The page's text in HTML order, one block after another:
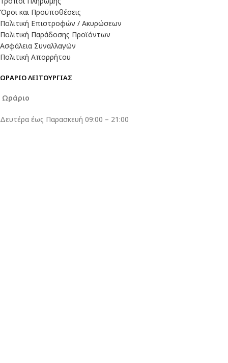
Όροι και Προϋποθέσεις
Πολιτική Επιστροφών / Ακυρώσεων
Πολιτική Παράδοσης Προϊόντων
Ασφάλεια Συναλλαγών
Πολιτική Απορρήτου
ΩΡΑΡΙΟ ΛΕΙΤΟΥΡΓΙΑΣ
Ωράριο
Δευτέρα έως Παρασκευή 09:00 – 21:00